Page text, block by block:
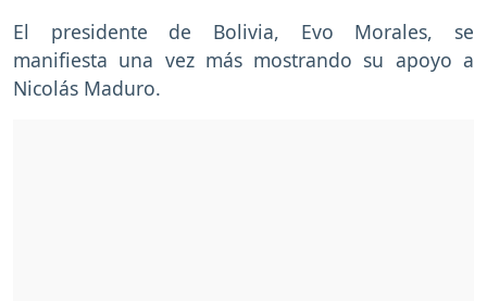
El presidente de Bolivia, Evo Morales, se
manifiesta una vez más mostrando su apoyo a
Nicolás Maduro.